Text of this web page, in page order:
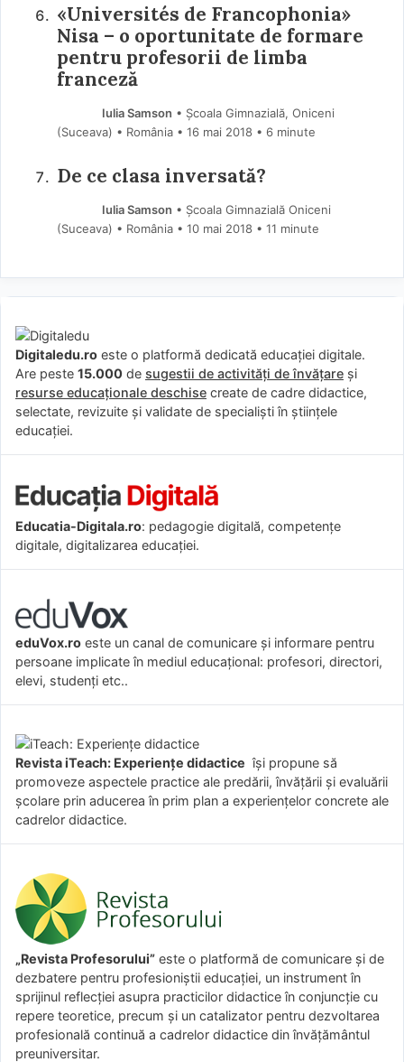
«Universités de Francophonia»
Nisa – o oportunitate de formare
pentru profesorii de limba
franceză
Iulia Samson • Școala Gimnazială, Oniceni
(Suceava) • România
16 mai 2018 • 6 minute
De ce clasa inversată?
Iulia Samson • Școala Gimnazială Oniceni
(Suceava) • România
10 mai 2018 • 11 minute
Digitaledu.ro este o platformă dedicată educației digitale.
Are peste 15.000 de sugestii de activități de învățare și
resurse educaționale deschise create de cadre didactice,
selectate, revizuite și validate de specialiști în științele
educației.
Educatia-Digitala.ro: pedagogie digitală, competențe
digitale, digitalizarea educației.
eduVox.ro este un canal de comunicare și informare pentru
persoane implicate în mediul educațional: profesori, directori,
elevi, studenți etc..
Revista iTeach: Experienţe didactice îşi propune să
promoveze aspectele practice ale predării, învăţării şi evaluării
şcolare prin aducerea în prim plan a experienţelor concrete ale
cadrelor didactice.
„Revista Profesorului” este o platformă de comunicare și de
dezbatere pentru profesioniștii educației, un instrument în
sprijinul reflecției asupra practicilor didactice în conjuncție cu
repere teoretice, precum și un catalizator pentru dezvoltarea
profesională continuă a cadrelor didactice din învățământul
preuniversitar.